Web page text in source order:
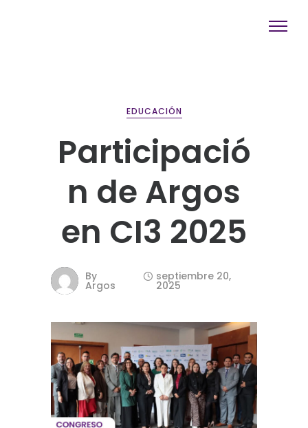
EDUCACIÓN
Participació
n de Argos
en CI3 2025
By
Argos
septiembre 20,
2025